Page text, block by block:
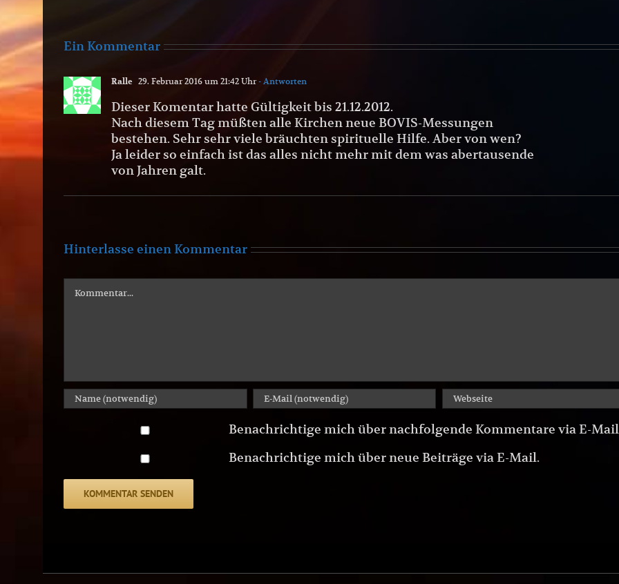
Ein Kommentar
Ralle 29. Februar 2016 um 21:42 Uhr- Antworten
Dieser Komentar hatte Gültigkeit bis 21.12.2012.
Nach diesem Tag müßten alle Kirchen neue BOVIS-Messungen
bestehen. Sehr sehr viele bräuchten spirituelle Hilfe. Aber von wen?
Ja leider so einfach ist das alles nicht mehr mit dem was abertausende
von Jahren galt.
Hinterlasse einen Kommentar
Benachrichtige mich über nachfolgende Kommentare via E-
Benachrichtige mich über neue Beiträge via E-Mail.